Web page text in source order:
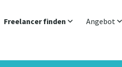
Freelancer finden Angebot